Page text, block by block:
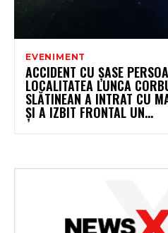
EVENIMENT
ACCIDENT CU ȘASE
LOCALITATEA LUNCA
SLĂTINEAN A INTRAT CU
ȘI A IZBIT FRONTAL UN...